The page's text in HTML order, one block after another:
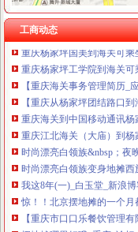
工商动态
【重庆从杨家坪商社到海关
重庆从杨家坪前进路到海关
重庆杨家坪国美到海关可乘
重庆杨家坪工学院到海关
【重庆海关事务管理简历_
【重庆从杨家坪团结路口
重庆海关到中国移动通讯
重庆江北海关（大庙）到杨
时尚漂亮白领族&nbsp；夜
时尚漂亮白领族变身地摊西
我这8年(一)_白玉堂_新浪
惊！！北京摆地摊的一个月
【重庆市口口乐餐饮管理有
摆地摊哪里好哦_重庆_论坛